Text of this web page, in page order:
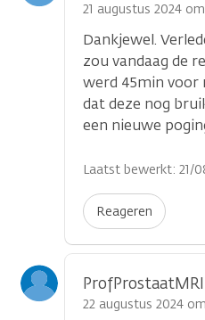
21 augustus 2024
Dankjewel.
zou vandaag de
werd 45min voor
dat deze nog
een nieuwe
Laatst bewerkt: 21/
Reageren
ProfProstaatMRI
22 augustus 2024